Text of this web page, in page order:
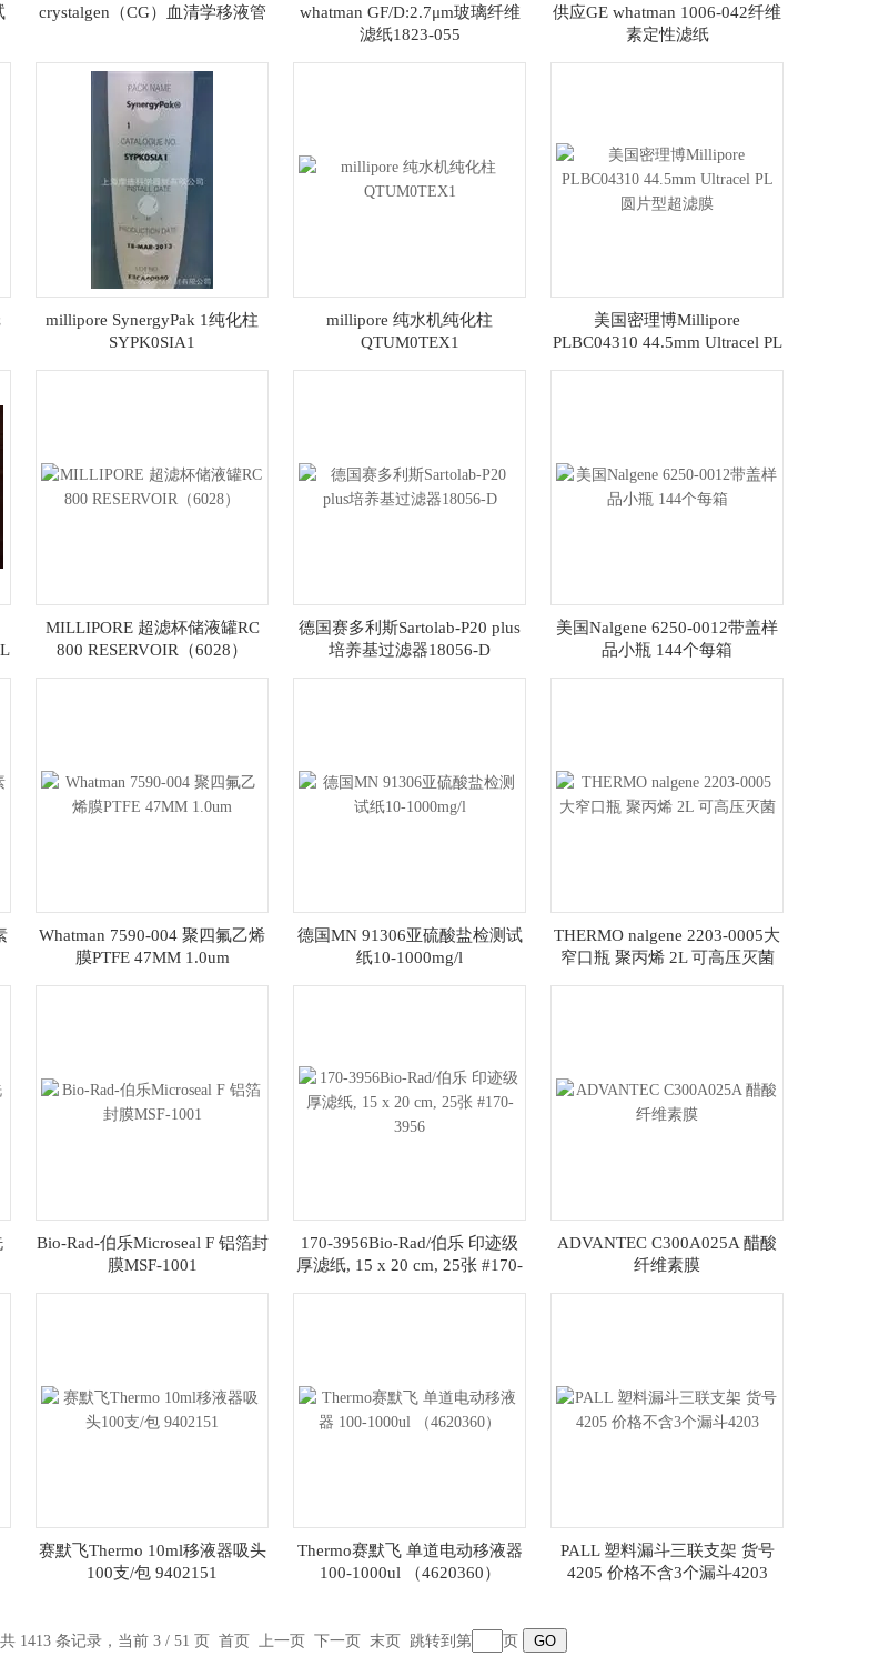
crystalgen（CG）血清学移液管
whatman GF/D:2.7μm玻璃纤维
滤纸1823-055
供应GE whatman 1006-042纤维
素定性滤纸
millipore SynergyPak 1纯化柱
SYPK0SIA1
millipore 纯水机纯化柱
QTUM0TEX1
美国密理博Millipore
PLBC04310 44.5mm Ultracel PL
MILLIPORE 超滤杯储液罐RC
800 RESERVOIR（6028）
德国赛多利斯Sartolab-P20 plus
培养基过滤器18056-D
美国Nalgene 6250-0012带盖样
品小瓶 144个每箱
Whatman 7590-004 聚四氟乙烯
膜PTFE 47MM 1.0um
德国MN 91306亚硫酸盐检测试
纸10-1000mg/l
THERMO nalgene 2203-0005大
窄口瓶 聚丙烯 2L 可高压灭菌
Bio-Rad-伯乐Microseal F 铝箔封
膜MSF-1001
170-3956Bio-Rad/伯乐 印迹级
厚滤纸, 15 x 20 cm, 25张 #170-
ADVANTEC C300A025A 醋酸
纤维素膜
赛默飞Thermo 10ml移液器吸头
100支/包 9402151
Thermo赛默飞 单道电动移液器
100-1000ul （4620360）
PALL 塑料漏斗三联支架 货号
4205 价格不含3个漏斗4203
共 1413 条记录，当前 3 / 51 页 首页 上一页 下一页 末页跳转到第 页